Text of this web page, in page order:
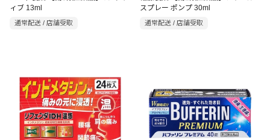
ィブ 13ml
通常配送 / 店舗受取
スプレー ポンプ 30ml
通常配送 / 店舗受取